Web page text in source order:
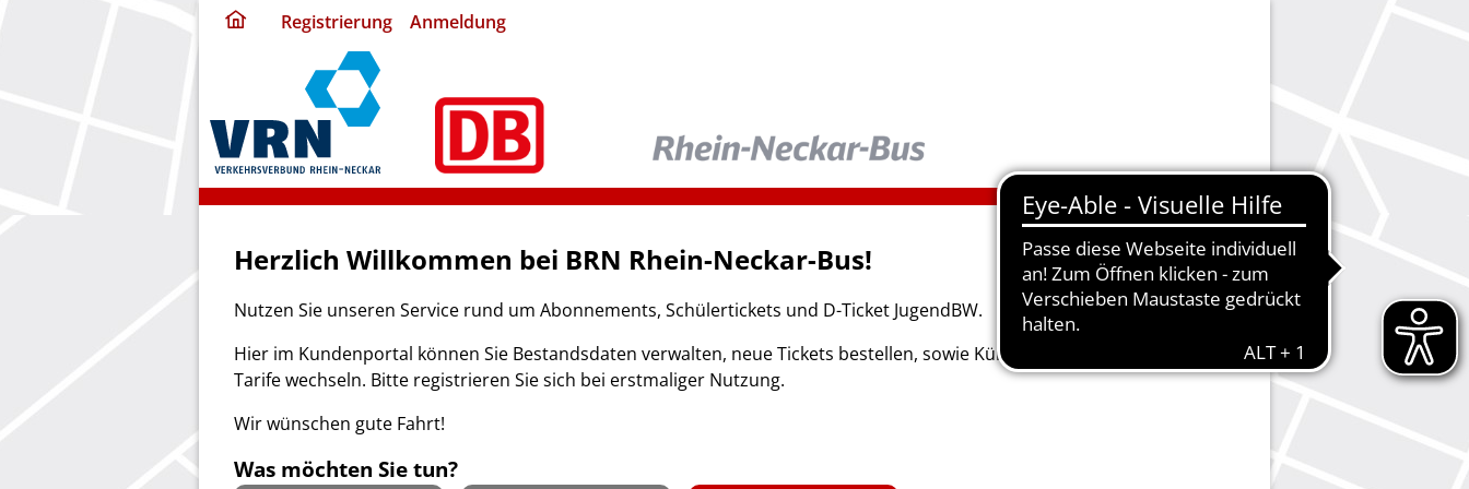
ding Registrierung Anmeldung
Herzlich Willkommen bei BRN Rhein-Neckar-Bus!
Nutzen Sie unseren Service rund um Abonnements, Schülertickets und D-Ticket JugendBW.
Hier im Kundenportal können Sie Bestandsdaten verwalten, neue Tickets bestellen, sowie Kündigungen vornehmen oder
Tarife wechseln. Bitte registrieren Sie sich bei erstmaliger Nutzung.
Wir wünschen gute Fahrt!
Was möchten Sie tun?